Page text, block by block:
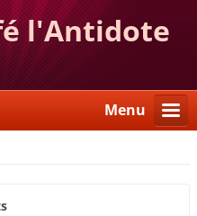
l'Antidote
Menu